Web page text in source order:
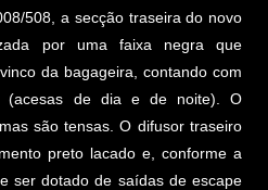
508, a secção traseira do novo
por uma faixa negra que
da bagageira, contando com
(acesas de dia e de noite). O
são tensas. O difusor traseiro
preto lacado e, conforme a
ser dotado de saídas de escape